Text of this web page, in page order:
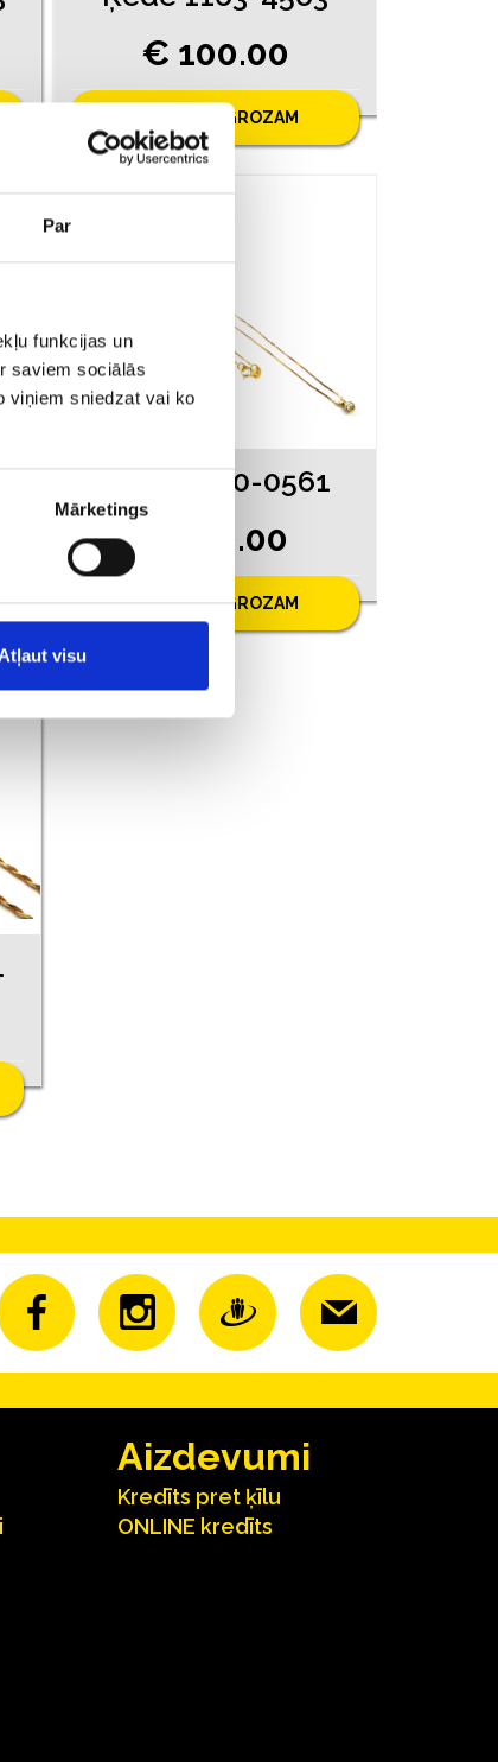
Par
funkcijas un
saviem sociālās
viņiem sniedzat vai ko
Mārketings
visu
€ 100.00
PIEVIENOT GROZAM
Ķēde 8380-0561
€ 130.00
PIEVIENOT GROZAM
Aizdevumi
Kredīts pret ķīlu
ONLINE kredīts